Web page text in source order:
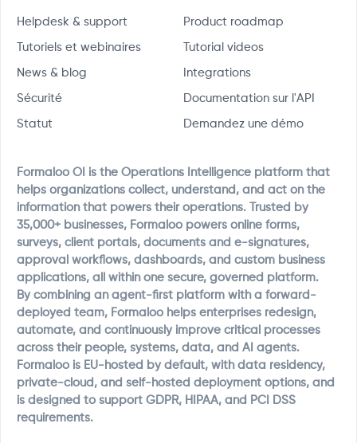
Helpdesk & support Product roadmap
Tutoriels et webinaires Tutorial videos
News & blog Integrations
Sécurité Documentation sur l'API
Statut Demandez une démo
Formaloo OI is the Operations Intelligence platform that
helps organizations collect, understand, and act on the
information that powers their operations. Trusted by
35,000+ businesses, Formaloo powers online forms,
surveys, client portals, documents and e-signatures,
approval workflows, dashboards, and custom business
applications, all within one secure, governed platform.
By combining an agent-first platform with a forward-
deployed team, Formaloo helps enterprises redesign,
automate, and continuously improve critical processes
across their people, systems, data, and AI agents.
Formaloo is EU-hosted by default, with data residency,
private-cloud, and self-hosted deployment options, and
is designed to support GDPR, HIPAA, and PCI DSS
requirements.